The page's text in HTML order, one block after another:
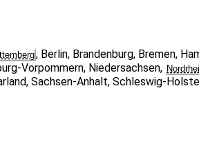
theoretischen Vorträgen,
diesen methodischen Ansatz wird
nur verstehen, sondern auch in die
und Trainerinnen geleitet, die sowohl
Resilienzförderung bei Kindern
erhalten die Teilnehmer ein
bescheinigt die erworbenen
sich bei der Zentralen Prüfstelle
, Berlin, Brandenburg, Bremen,
Vorpommern, Niedersachsen,
, Sachsen-Anhalt, Schleswig-